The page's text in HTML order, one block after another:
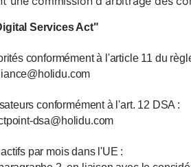
Services Act"
conformément à l'article 11 du
conformément à l'art. 12 DSA :
dsa@holidu.com
par mois dans l'UE :